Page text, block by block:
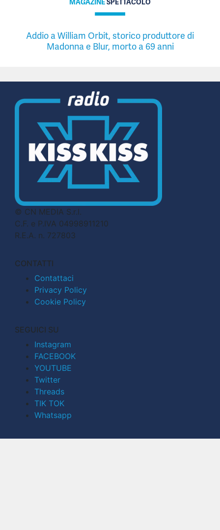
MAGAZINESPETTACOLO
Addio a William Orbit, storico produttore di
Madonna e Blur, morto a 69 anni
© CN MEDIA S.r.l.
C.F. e P.IVA 04998911210
R.E.A. n. 727803
CONTATTI
Contattaci
Privacy Policy
Cookie Policy
SEGUICI SU
Instagram
FACEBOOK
YOUTUBE
Twitter
Threads
TIK TOK
Whatsapp